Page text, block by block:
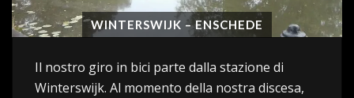
WINTERSWIJK – ENSCHEDE
Il nostro giro in bici parte dalla stazione di
Winterswijk. Al momento della nostra discesa,